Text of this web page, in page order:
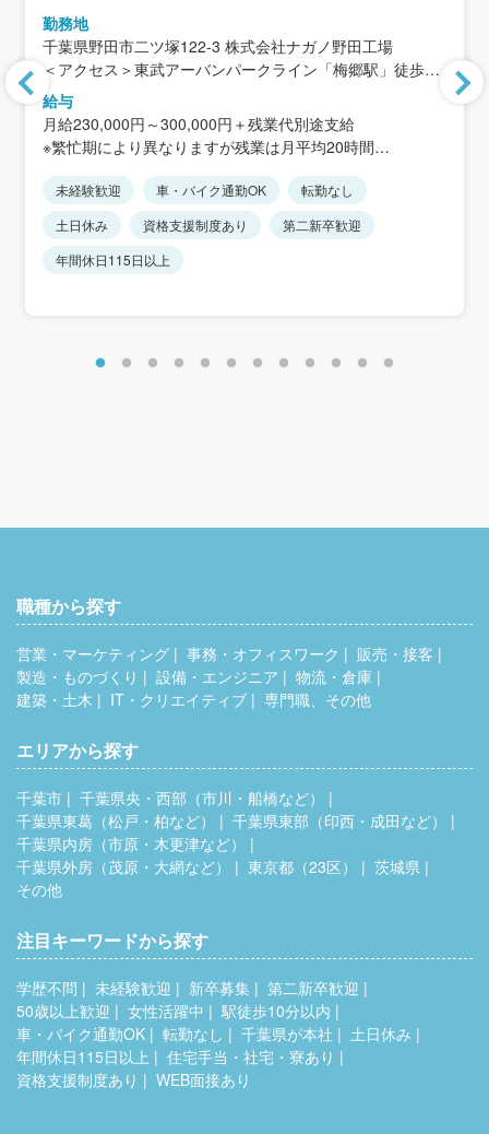
勤務地
千葉県野田市二ツ塚122-3 株式会社ナガノ野田工場
＜アクセス＞東武アーバンパークライン「梅郷駅」徒歩18
分／車で3分
(梅郷駅は柏駅から電車で17分)
※車通勤OK（駐車場完備・交通費はガソリン代として支
給）
※転勤は一切ありません
給与
月給230,000円～300,000円＋残業代別途支給
※繁忙期により異なりますが残業は月平均20時間
＜年収例＞330～450万円
未経験歓迎 車・バイク通勤OK
転勤なし
土日休み
資格支援制度あり
第二新卒歓迎
年間休日115日以上
職種から探す
営業・マーケティング 事務・オフィスワーク
販売・接客
製造・ものづくり
設備・エンジニア
物流・倉庫
建築・土木
IT・クリエイティブ 専門職、その他
エリアから探す
千葉市
千葉県央・西部（市川・船橋など）
千葉県東葛（松戸・柏など）
千葉県東部（印西・成田など）
千葉県内房（市原・木更津など）
千葉県外房（茂原・大網など）
東京都（23区）
茨城県
その他
注目キーワードから探す
学歴不問 未経験歓迎 新卒募集
第二新卒歓迎
50歳以上歓迎
女性活躍中
駅徒歩10分以内
車・バイク通勤OK
転勤なし 千葉県が本社
土日休み
年間休日115日以上
住宅手当・社宅・寮あり
資格支援制度あり
WEB面接あり